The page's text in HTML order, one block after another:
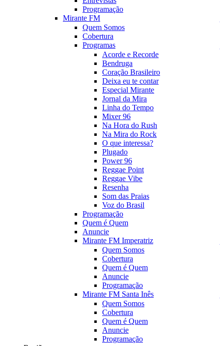
Programação
Mirante FM
Quem Somos
Cobertura
Programas
Acorde e Recorde
Bendruga
Coração Brasileiro
Deixa eu te contar
Especial Mirante
Jornal da Mira
Linha do Tempo
Mixer 96
Na Hora do Rush
Na Mira do Rock
O que interessa?
Plugado
Power 96
Reggae Point
Reggae Vibe
Resenha
Som das Praias
Voz do Brasil
Programação
Quem é Quem
Anuncie
Mirante FM Imperatriz
Quem Somos
Cobertura
Quem é Quem
Anuncie
Programação
Mirante FM Santa Inês
Quem Somos
Cobertura
Quem é Quem
Anuncie
Programação